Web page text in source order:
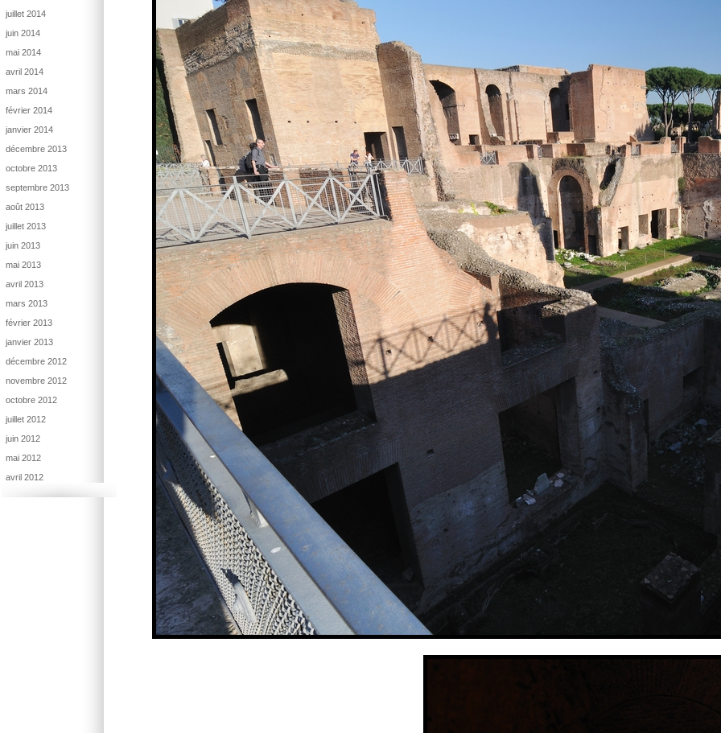
juillet 2014
juin 2014
mai 2014
avril 2014
mars 2014
février 2014
janvier 2014
décembre 2013
octobre 2013
septembre 2013
août 2013
juillet 2013
juin 2013
mai 2013
avril 2013
mars 2013
février 2013
janvier 2013
décembre 2012
novembre 2012
octobre 2012
juillet 2012
juin 2012
mai 2012
avril 2012